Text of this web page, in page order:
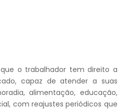
o trabalhador tem direito a
capaz de atender a suas
alimentação, educação,
com reajustes periódicos que